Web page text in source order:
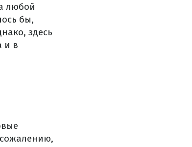
любой
бы,
здесь
и в